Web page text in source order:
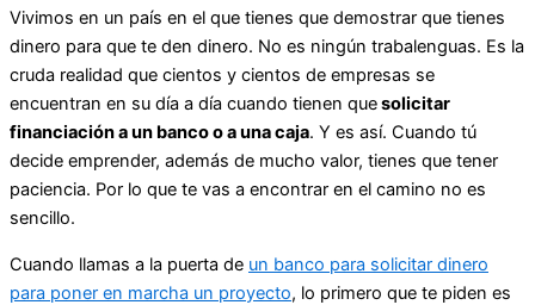
Vivimos en un país en el que tienes que demostrar que tienes
dinero para que te den dinero. No es ningún trabalenguas. Es la
cruda realidad que cientos y cientos de empresas se
encuentran en su día a día cuando tienen quesolicitar
financiación a un banco o a una caja. Y es así. Cuando tú
decide emprender, además de mucho valor, tienes que tener
paciencia. Por lo que te vas a encontrar en el camino no es
sencillo.
Cuando llamas a la puerta de un banco para solicitar dinero
para poner en marcha un proyecto, lo primero que te piden es